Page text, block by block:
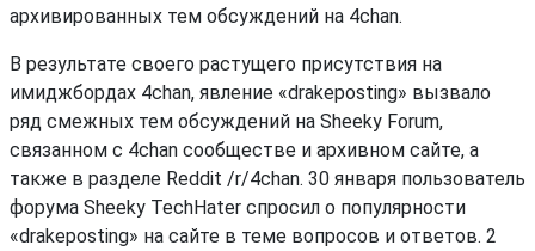
архивированных тем обсуждений на 4chan.
В результате своего растущего присутствия на
имиджбордах 4chan, явление «drakeposting» вызвало
ряд смежных тем обсуждений на Sheeky Forum,
связанном с 4chan сообществе и архивном сайте, а
также в разделе Reddit /r/4chan. 30 января пользователь
форума Sheeky TechHater спросил о популярности
«drakeposting» на сайте в теме вопросов и ответов. 2